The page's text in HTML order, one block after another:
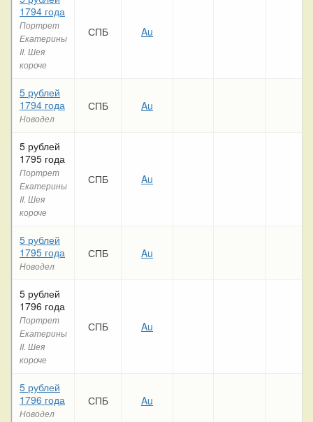
1794 года
Портрет
Екатерины
II. Шея
короче
СПБ Au
5 рублей
1794 года
Новодел
СПБ Au
5 рублей
1795 года
Портрет
Екатерины
II. Шея
короче
СПБ Au
5 рублей
1795 года
Новодел
СПБ Au
5 рублей
1796 года
Портрет
Екатерины
II. Шея
короче
СПБ Au
5 рублей
1796 года
Новодел
СПБ Au